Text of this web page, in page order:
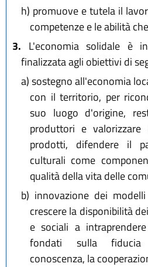
h) promuove e tutela il
competenze e le abilità
3. L'economia solidale è
finalizzata agli obiettivi di
a)sostegno all'economia
con il territorio, per
suo luogo d'origine,
produttori e
prodotti, difendere il
culturali come
qualità della vita delle
b) innovazione dei
crescere la disponibilità
e sociali a
fondati sulla fiducia
conoscenza, la